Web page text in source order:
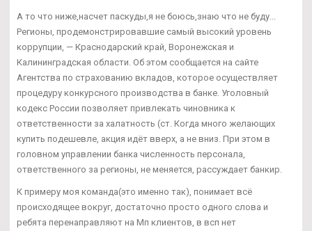
А то что ниже,насчет паскуды,я не боюсь,знаю что не буду...
Регионы, продемонстрировавшие самый высокий уровень
коррупции, — Краснодарский край, Воронежская и
Калининградская области. Об этом сообщается на сайте
Агентства по страхованию вкладов, которое осуществляет
процедуру конкурсного производства в банке. Уголовный
кодекс России позволяет привлекать чиновника к
ответственности за халатность (ст. Когда много желающих
купить подешевле, акция идёт вверх, а не вниз. При этом в
головном управлении банка численность персонала,
ответственного за регионы, не меняется, рассуждает банкир.
К примеру моя команда(это именно так), понимает всё
происходящее вокруг, достаточно просто одного слова и
ребята перенаправляют на Мп клиентов, в всп нет